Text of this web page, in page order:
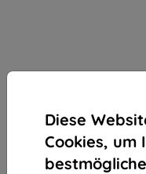
Diese
Cookies, um